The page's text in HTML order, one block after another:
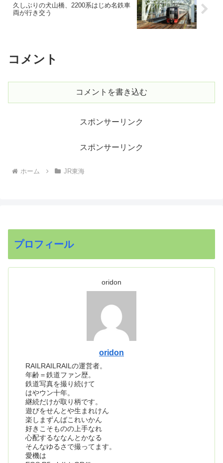
久しぶりの犬山橋、2200系はじめ名鉄車
両が行き交う
コメント
コメントを書き込む
スポンサーリンク
スポンサーリンク
ホーム JR東海
プロフィール
oridon
oridon
RAILRAILRAILの運営者。
年齢＝鉄道ファン歴。
鉄道写真を撮り続けて
はやウン十年。
継続だけが取り柄です。
遊びをせんとや生まれけん
楽しまずんばこれいかん
好きこそものの上手なれ
心配するななんとかなる
そんなゆるさで撮ってます。
愛機は